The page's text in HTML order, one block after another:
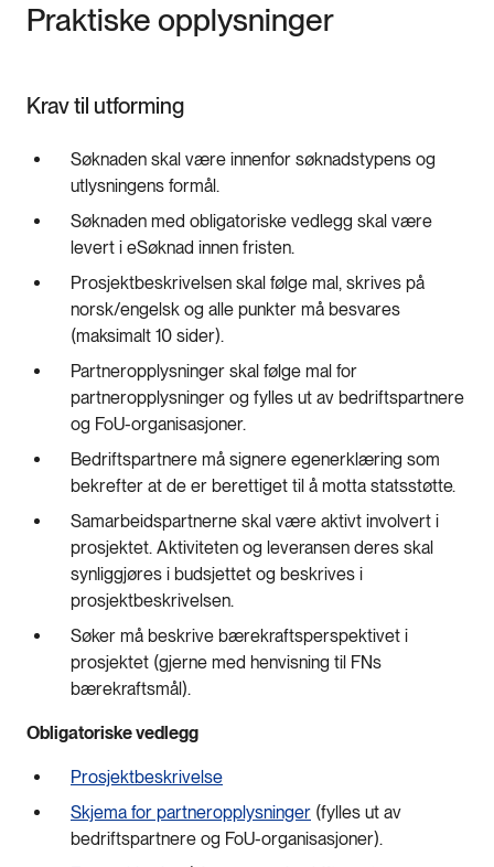
Praktiske opplysninger
Krav til utforming
Søknaden skal være innenfor søknadstypens og
utlysningens formål.
Søknaden med obligatoriske vedlegg skal være
levert i eSøknad innen fristen.
Prosjektbeskrivelsen skal følge mal, skrives på
norsk/engelsk og alle punkter må besvares
(maksimalt 10 sider).
Partneropplysninger skal følge mal for
partneropplysninger og fylles ut av bedriftspartnere
og FoU-organisasjoner.
Bedriftspartnere må signere egenerklæring som
bekrefter at de er berettiget til å motta statsstøtte.
Samarbeidspartnerne skal være aktivt involvert i
prosjektet. Aktiviteten og leveransen deres skal
synliggjøres i budsjettet og beskrives i
prosjektbeskrivelsen.
Søker må beskrive bærekraftsperspektivet i
prosjektet (gjerne med henvisning til FNs
bærekraftsmål).
Obligatoriske vedlegg
Prosjektbeskrivelse
Skjema for partneropplysninger (fylles ut av
bedriftspartnere og FoU-organisasjoner).